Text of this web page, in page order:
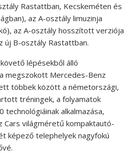
Rastattban, Kecskeméten és
az A-osztály limuzinja
az A-osztály hosszított verziója
új B-osztály Rastattban.
lépésekből álló
megszokott Mercedes-Benz
többek között a németországi,
tréningek, a folyamatok
technológiáinak alkalmazása,
Cars világméretű kompaktautó-
képező telephelyek nagyfokú